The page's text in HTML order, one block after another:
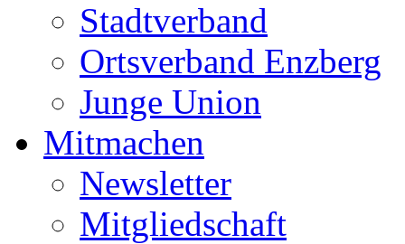
Stadtverband
Ortsverband Enzberg
Junge Union
Mitmachen
Newsletter
Mitgliedschaft